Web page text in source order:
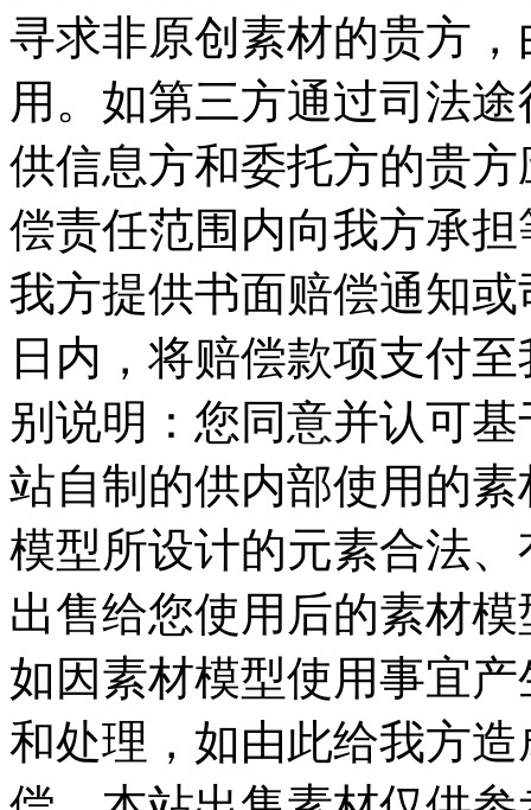
寻求非原创素材的贵方
用。如第三方通过司法
供信息方和委托方的贵
偿责任范围内向我方承
我方提供书面赔偿通知
日内，将赔偿款项支付
别说明：您同意并认可
站自制的供内部使用的
模型所设计的元素合法
出售给您使用后的素材
如因素材模型使用事宜
和处理，如由此给我方